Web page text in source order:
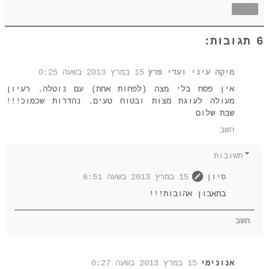
6 תגובות:
מיקה עיני ועדי פרץ 15 במרץ 2013 בשעה 0:25
אין פסח בלי מצה (לפחות אחת) עם נוטלה. רעיון
מעולה לעוגת מצות ובטוח טעים. נהדרות שכמוכ!!!
שבת שלום
השב
תשובות
סיון
15 במרץ 2013 בשעה 6:51
בתאבון אהובות!!!
השב
אנונימי 15 במרץ 2013 בשעה 0:27